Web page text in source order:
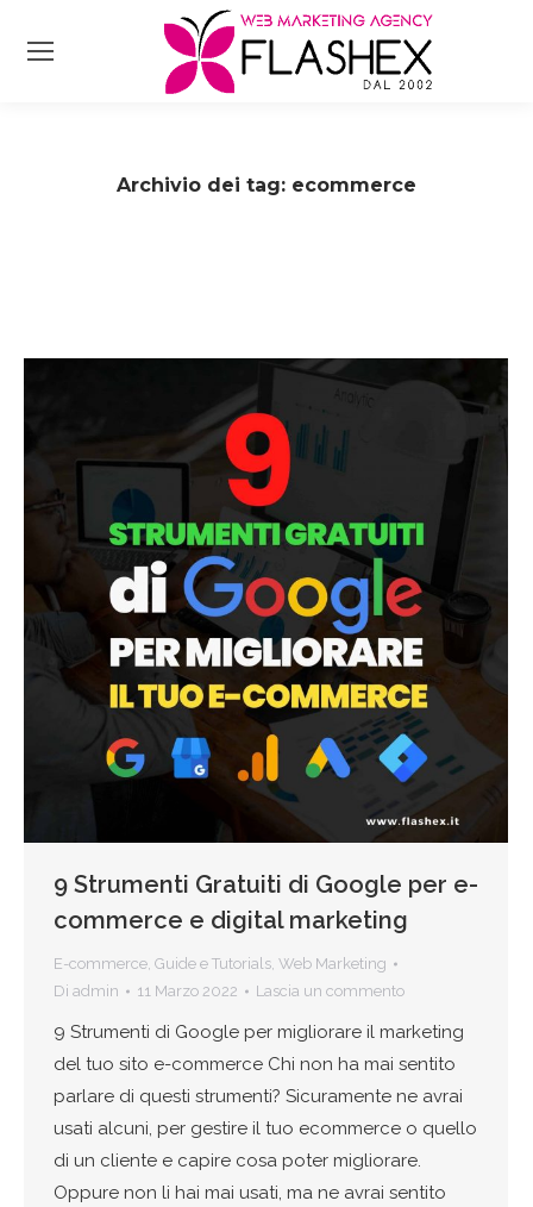
Archivio dei tag: ecommerce
9 Strumenti Gratuiti di Google per e-
commerce e digital marketing
E-commerce, Guide e Tutorials, Web Marketing
Di admin 11 Marzo 2022 Lascia un commento
9 Strumenti di Google per migliorare il marketing
del tuo sito e-commerce Chi non ha mai sentito
parlare di questi strumenti? Sicuramente ne avrai
usati alcuni, per gestire il tuo ecommerce o quello
di un cliente e capire cosa poter migliorare.
Oppure non li hai mai usati, ma ne avrai sentito